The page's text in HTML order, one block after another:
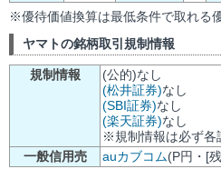
※優待価値換算は最低条件で取れる
ヤマトの銘柄取引規制情報
規制情報
(公的)なし
(松井証券)なし
(SBI証券)なし
(楽天証券)なし
※規制情報は必ず各
一般信用売
auカブコム(P円・[